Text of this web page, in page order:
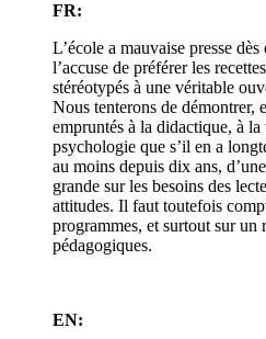
FR:
L’école a mauvaise presse
l’accuse de préférer les
stéréotypés à une véritable
Nous tenterons de démontrer,
empruntés à la didactique, à
psychologie que s’il en a
au moins depuis dix ans,
grande sur les besoins des
attitudes. Il faut toutefois
programmes, et surtout sur un
pédagogiques.
EN: